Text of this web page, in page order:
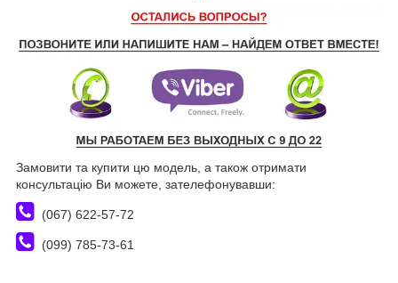
Замовити та купити цю модель, а також отримати
консультацію Ви можете, зателефонувавши:
(067) 622-57-72
(099) 785-73-61